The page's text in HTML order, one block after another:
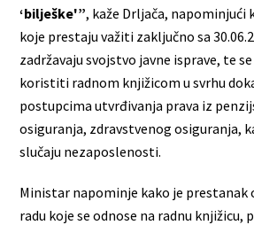
‘bilješke'”, kaže Drljača, napominjući
koje prestaju važiti zaključno sa
zadržavaju svojstvo javne isprave, te
koristiti radnom knjižicom u svrhu
postupcima utvrđivanja prava iz
osiguranja, zdravstvenog osiguranja,
slučaju nezaposlenosti.
Ministar napominje kako je prestanak
radu koje se odnose na radnu knjižicu,